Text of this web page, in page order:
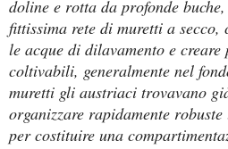
doline e rotta da profonde
fittissima rete di muretti a
le acque di dilavamento e creare
coltivabili, generalmente nel
muretti gli austriaci trovavano
organizzare rapidamente
per costituire una